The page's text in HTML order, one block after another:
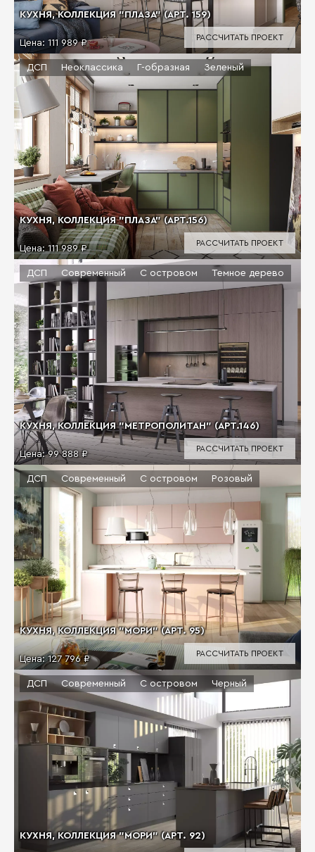
КУХНЯ, КОЛЛЕКЦИЯ "ПЛАЗА" (АРТ. 159)
Цена: 111 989 ₽
РАССЧИТАТЬ ПРОЕКТ
КУХНЯ, КОЛЛЕКЦИЯ "ПЛАЗА" (АРТ.156)
Цена:111 989 ₽
ДСП Неоклассика Г-образная Зеленый
РАССЧИТАТЬ ПРОЕКТ
КУХНЯ, КОЛЛЕКЦИЯ "МЕТРОПОЛИТАН" (АРТ.146)
Цена:99 888 ₽
ДСП Современный С островом Темное дерево
РАССЧИТАТЬ ПРОЕКТ
КУХНЯ, КОЛЛЕКЦИЯ "МОРИ" (АРТ. 95)
Цена:127 796 ₽
ДСП Современный С островом Розовый
РАССЧИТАТЬ ПРОЕКТ
КУХНЯ, КОЛЛЕКЦИЯ "МОРИ" (АРТ. 92)
ДСП Современный С островом Черный